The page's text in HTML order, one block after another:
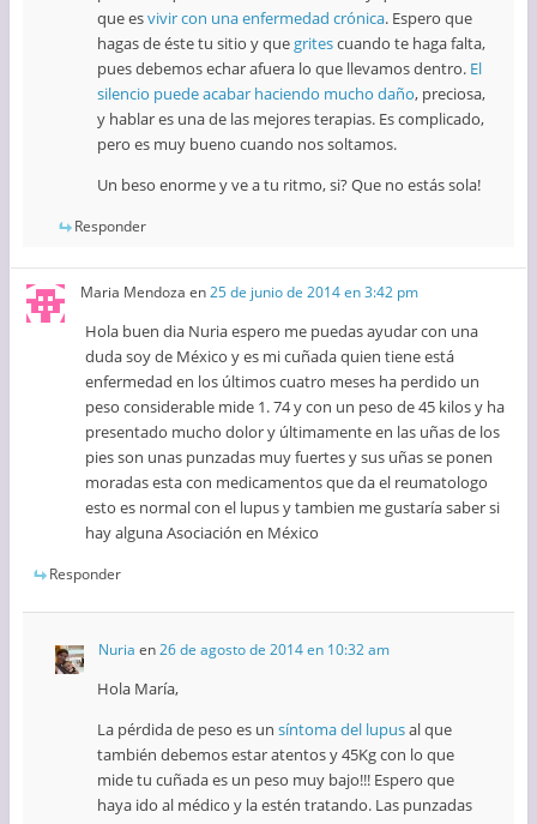
que esvivir con una enfermedad crónica. Espero que
hagas de éste tu sitio y quegritescuando te haga falta,
pues debemos echar afuera lo que llevamos dentro. El
silencio puede acabar haciendo mucho daño, preciosa,
y hablar es una de las mejores terapias. Es complicado,
pero es muy bueno cuando nos soltamos.
Un beso enorme y ve a tu ritmo, si? Que no estás sola!
Responder
Maria Mendoza en25 de junio de 2014 en 3:42 pm
Hola buen dia Nuria espero me puedas ayudar con una
duda soy de México y es mi cuñada quien tiene está
enfermedad en los últimos cuatro meses ha perdido un
peso considerable mide 1. 74 y con un peso de 45 kilos y ha
presentado mucho dolor y últimamente en las uñas de los
pies son unas punzadas muy fuertes y sus uñas se ponen
moradas esta con medicamentos que da el reumatologo
esto es normal con el lupus y tambien me gustaría saber si
hay alguna Asociación en México
Responder
Nuria en26 de agosto de 2014 en 10:32 am
Hola María,
La pérdida de peso es un síntoma del lupusal que
también debemos estar atentos y 45Kg con lo que
mide tu cuñada es un peso muy bajo!!! Espero que
haya ido al médico y la estén tratando. Las punzadas